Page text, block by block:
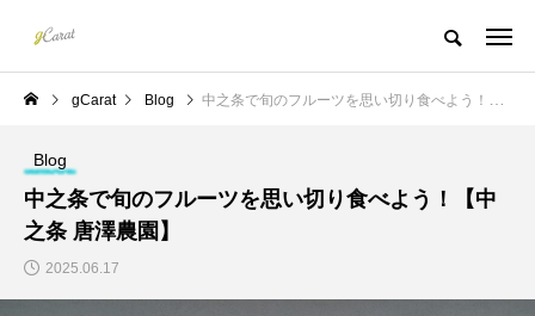
gCarat Blog 中之条で旬のフルーツを思い切り食べよう！【中之条 唐澤農園】
Blog
中之条で旬のフルーツを思い切り食べよう！【中
之条 唐澤農園】
2025.06.17